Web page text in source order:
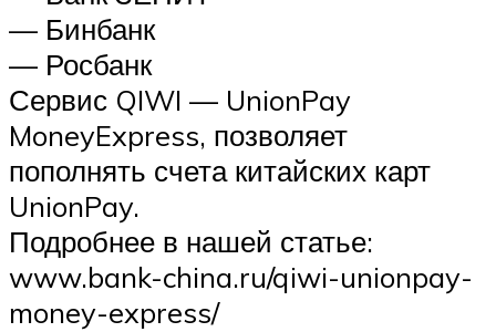
— Бинбанк
— Росбанк
Сервис QIWI — UnionPay
MoneyExpress, позволяет
пополнять счета китайских карт
UnionPay.
Подробнее в нашей статье:
www.bank-china.ru/qiwi-unionpay-
money-express/